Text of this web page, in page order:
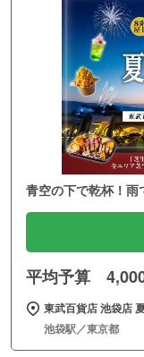
青空の下で乾杯！
平均予算
東武百貨店 池袋店
池袋駅／東京都